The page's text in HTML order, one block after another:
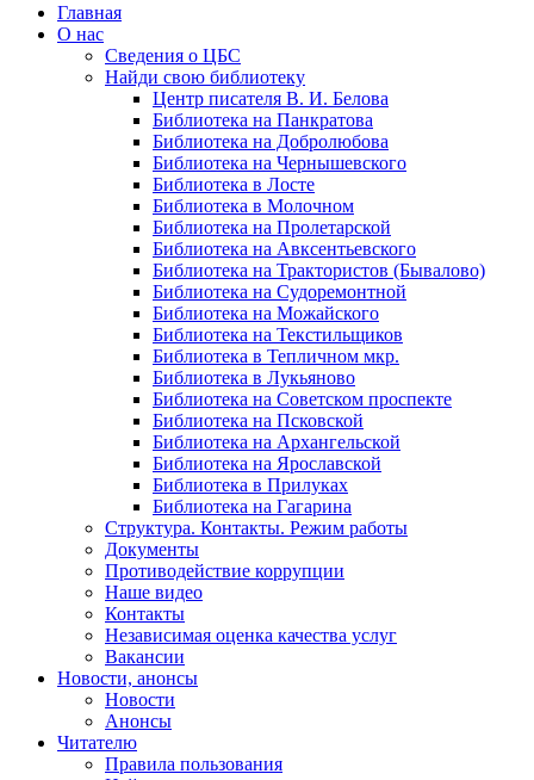
Главная
О нас
Сведения о ЦБС
Найди свою библиотеку
Центр писателя В. И. Белова
Библиотека на Панкратова
Библиотека на Добролюбова
Библиотека на Чернышевского
Библиотека в Лосте
Библиотека в Молочном
Библиотека на Пролетарской
Библиотека на Авксентьевского
Библиотека на Трактористов (Бывалово)
Библиотека на Судоремонтной
Библиотека на Можайского
Библиотека на Текстильщиков
Библиотека в Тепличном мкр.
Библиотека в Лукьяново
Библиотека на Советском проспекте
Библиотека на Псковской
Библиотека на Архангельской
Библиотека на Ярославской
Библиотека в Прилуках
Библиотека на Гагарина
Структура. Контакты. Режим работы
Документы
Противодействие коррупции
Наше видео
Контакты
Независимая оценка качества услуг
Вакансии
Новости, анонсы
Новости
Анонсы
Читателю
Правила пользования